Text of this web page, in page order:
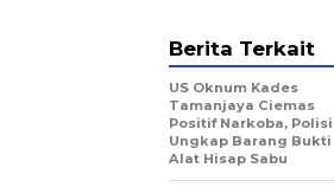
Berita Terkait
US Oknum Kades
Tamanjaya Ciemas
Positif Narkoba, Polisi
Ungkap Barang Bukti
Alat Hisap Sabu